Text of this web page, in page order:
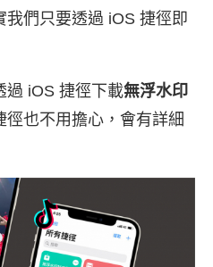
我們只要透過 iOS 捷徑即
過 iOS 捷徑下載無浮水印
徑也不用擔心，會有詳細